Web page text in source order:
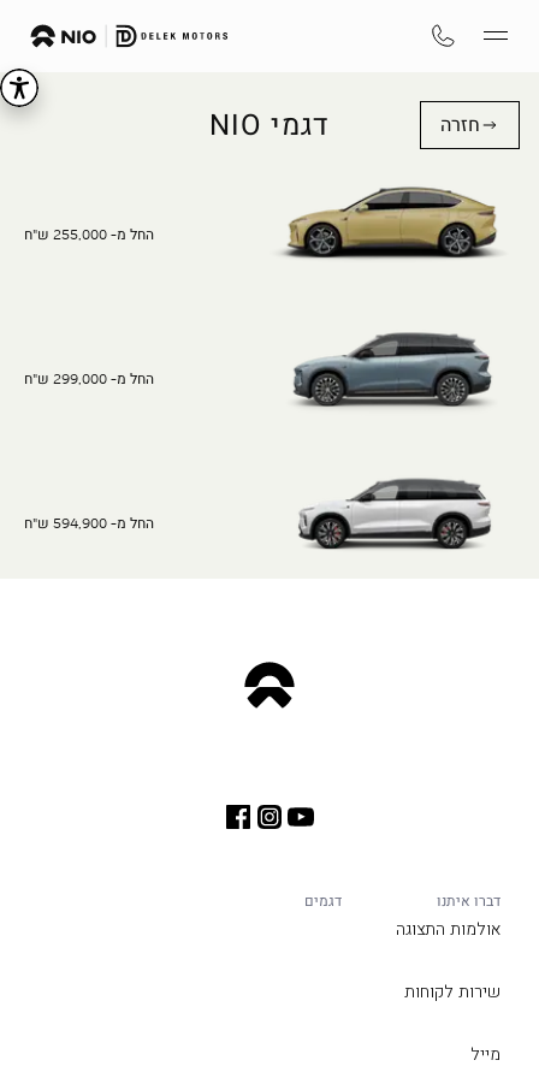
חזרה דגמי NIO
החל מ- 255,000 ש"ח
החל מ- 299,000 ש"ח
החל מ- 594,900 ש"ח
דברו איתנו
אולמות התצוגה
שירות לקוחות
מייל
דגמים